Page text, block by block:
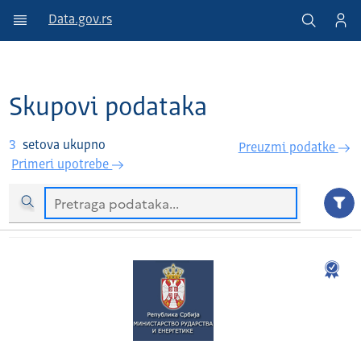
Data.gov.rs
Skupovi podataka
3 setova ukupno
Primeri upotrebe
Preuzmi podatke